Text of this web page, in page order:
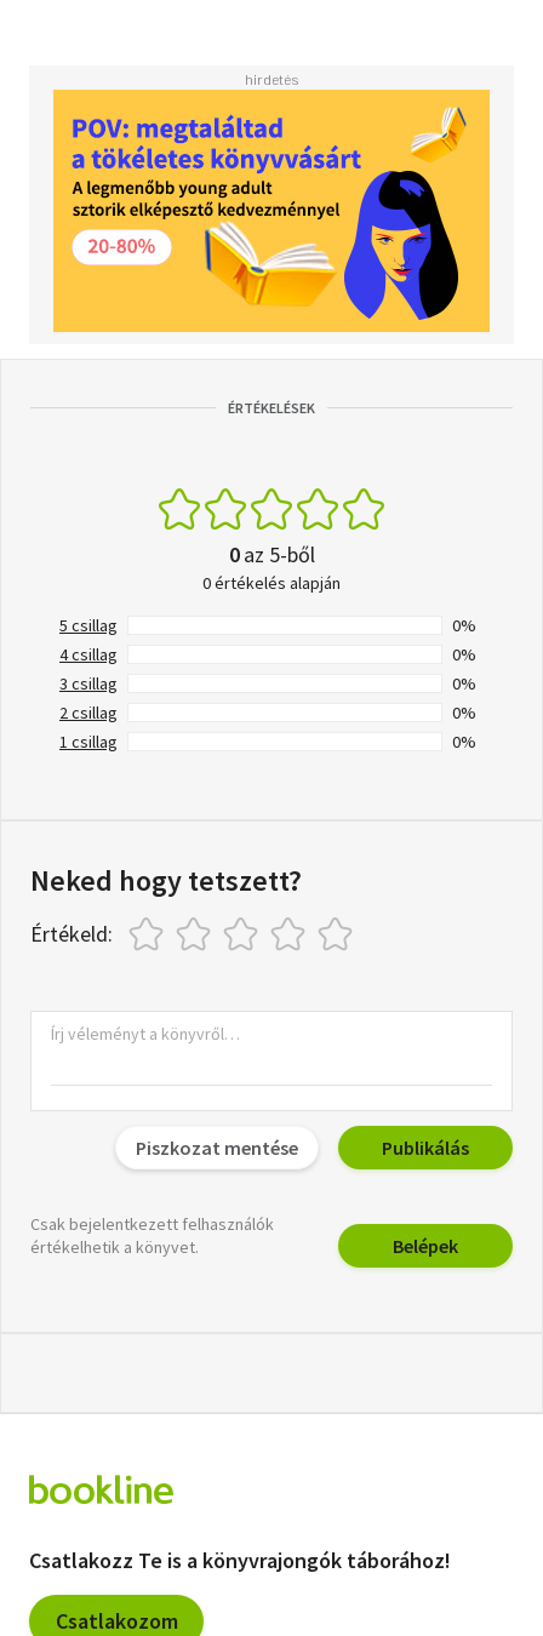
ÉRTÉKELÉSEK
0az 5-ből
0 értékelés alapján
5 csillag
0%
4 csillag
0%
3 csillag
0%
2 csillag
0%
1 csillag
0%
Neked hogy tetszett?
Értékeld:
Piszkozat mentése Publikálás
Csak bejelentkezett felhasználók
értékelhetik a könyvet.
Belépek
Csatlakozz Te is a könyvrajongók táborához!
Csatlakozom